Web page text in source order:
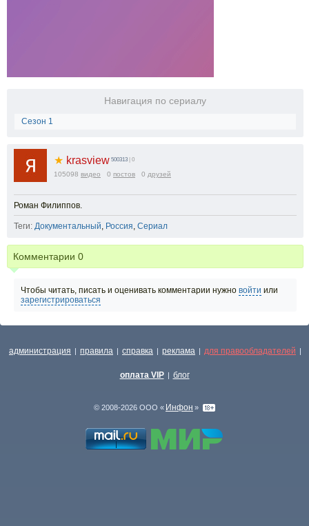
Навигация по сериалу
Сезон 1
★ krasview 500313 | 0
105098 видео 0 постов 0 друзей
Роман Филиппов.
Теги: Документальный, Россия, Сериал
Комментарии 0
Чтобы читать, писать и оценивать комментарии нужно войти или
зарегистрироваться
администрация | правила | справка | реклама | для правообладателей |
оплата VIP | блог
© 2008-2026 ООО « Инфон »